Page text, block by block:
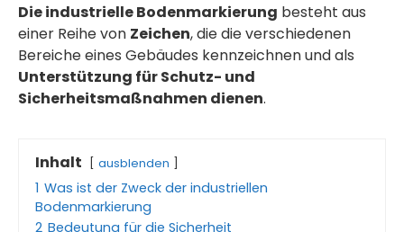
Die industrielle Bodenmarkierung besteht aus
einer Reihe von Zeichen, die die verschiedenen
Bereiche eines Gebäudes kennzeichnen und als
Unterstützung für Schutz- und
Sicherheitsmaßnahmen dienen.
Inhalt ausblenden
1 Was ist der Zweck der industriellen
Bodenmarkierung
2 Bedeutung für die Sicherheit